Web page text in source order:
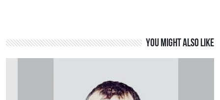
You might also like